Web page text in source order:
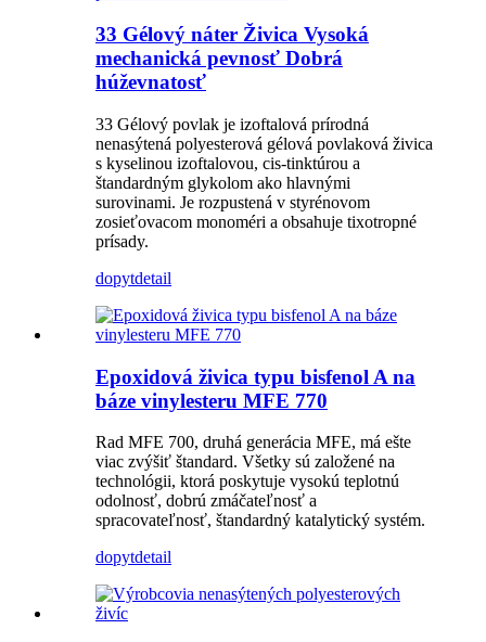
33 Gélový náter Živica Vysoká
mechanická pevnosť Dobrá
húževnatosť
33 Gélový povlak je izoftalová prírodná
nenasýtená polyesterová gélová povlaková živica
s kyselinou izoftalovou, cis-tinktúrou a
štandardným glykolom ako hlavnými
surovinami. Je rozpustená v styrénovom
zosieťovacom monoméri a obsahuje tixotropné
prísady.
dopytdetail
Epoxidová živica typu bisfenol A na
báze vinylesteru MFE 770
Rad MFE 700, druhá generácia MFE, má ešte
viac zvýšiť štandard. Všetky sú založené na
technológii, ktorá poskytuje vysokú teplotnú
odolnosť, dobrú zmáčateľnosť a
spracovateľnosť, štandardný katalytický systém.
dopytdetail